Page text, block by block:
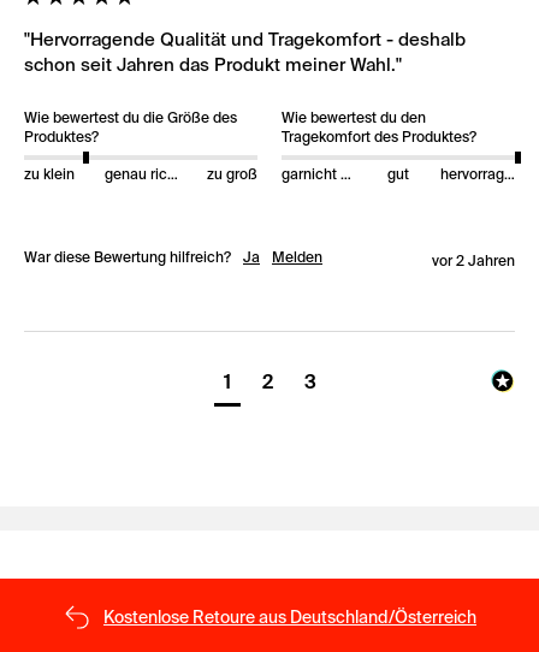
"Hervorragende Qualität und Tragekomfort - deshalb
schon seit Jahren das Produkt meiner Wahl."
Wie bewertest du die Größe des
Produktes?
zu klein genau richtig zu groß
Wie bewertest du den
Tragekomfort des Produktes?
garnicht gut gut hervorragend
War diese Bewertung hilfreich? Ja Melden vor 2 Jahren
1 2 3
Kostenlose Retoure aus Deutschland/Österreich